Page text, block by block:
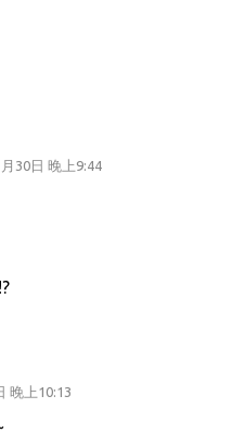
30日 晚上9:44
晚上10:13